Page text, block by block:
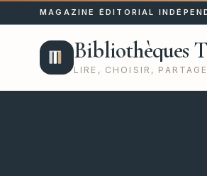
MAGAZINE ÉDITORIAL
Bibliothèques
LIRE, CHOISIR,